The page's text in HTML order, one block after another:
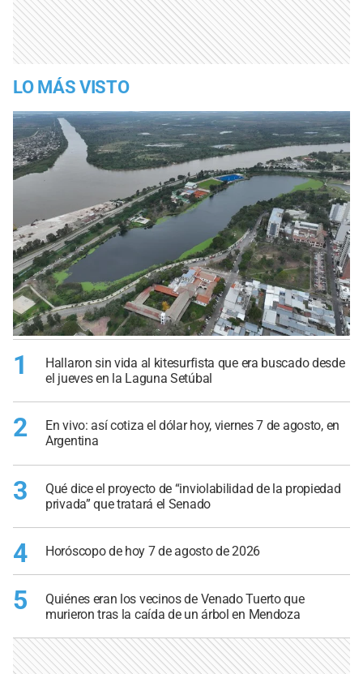
LO MÁS VISTO
1
Hallaron sin vida al kitesurfista que era buscado desde
el jueves en la Laguna Setúbal
2
En vivo: así cotiza el dólar hoy, viernes 7 de agosto, en
Argentina
3
Qué dice el proyecto de “inviolabilidad de la propiedad
privada” que tratará el Senado
4 Horóscopo de hoy 7 de agosto de 2026
5
Quiénes eran los vecinos de Venado Tuerto que
murieron tras la caída de un árbol en Mendoza